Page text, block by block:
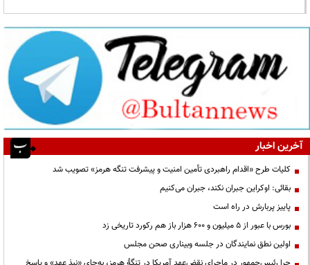
آخرین اخبار
کلیات طرح «اقدام راهبردی تأمین امنیت و پیشرفت تنگه هرمز» تصویب شد
بقائی: اوکراین جبران نکند، جبران می‌کنیم
پاییز پربارش در راه است
بورس با عبور از ۵ میلیون و ۶۰۰ هزار باز هم رکورد تاریخی زد
اولین نطق نمایندگان در جلسه وبیناری صحن مجلس